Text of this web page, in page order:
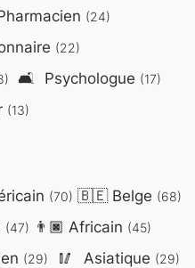
(24)
(22)
🛋️ Psychologue (17)
(13)
(70) 🇧🇪Belge (68)
(47) 👨🏿 Africain (45)
(29) 🥢 Asiatique (29)